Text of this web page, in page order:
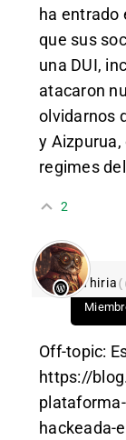
ha entrado
que sus
una DUI,
atacaron
olvidarnos
y Aizpurua,
regimes
2
Thiria
Off-topic:
https://
hackeada-